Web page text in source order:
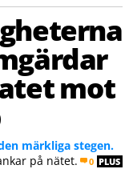
mot
märkliga stegen.
på nätet.
0 PLUS